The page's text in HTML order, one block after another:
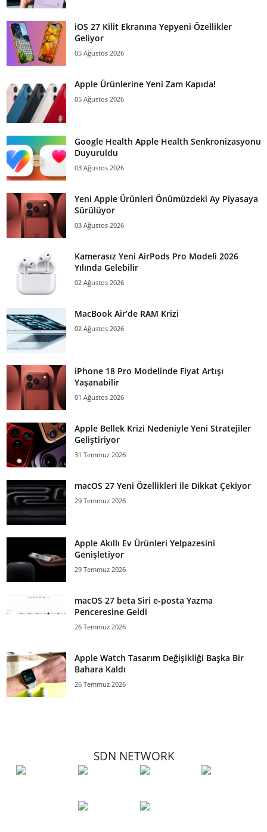
iOS 27 Kilit Ekranına Yepyeni Özellikler
Geliyor
05 Ağustos 2026
Apple Ürünlerine Yeni Zam Kapıda!
05 Ağustos 2026
Google Health Apple Health Senkronizasyonu
Duyuruldu
03 Ağustos 2026
Yeni Apple Ürünleri Önümüzdeki Ay Piyasaya
Sürülüyor
03 Ağustos 2026
Kamerasız Yeni AirPods Pro Modeli 2026
Yılında Gelebilir
02 Ağustos 2026
MacBook Air’de RAM Krizi
02 Ağustos 2026
iPhone 18 Pro Modelinde Fiyat Artışı
Yaşanabilir
01 Ağustos 2026
Apple Bellek Krizi Nedeniyle Yeni Stratejiler
Geliştiriyor
31 Temmuz 2026
macOS 27 Yeni Özellikleri ile Dikkat Çekiyor
29 Temmuz 2026
Apple Akıllı Ev Ürünleri Yelpazesini
Genişletiyor
29 Temmuz 2026
macOS 27 beta Siri e-posta Yazma
Penceresine Geldi
26 Temmuz 2026
Apple Watch Tasarım Değişikliği Başka Bir
Bahara Kaldı
26 Temmuz 2026
SDN NETWORK